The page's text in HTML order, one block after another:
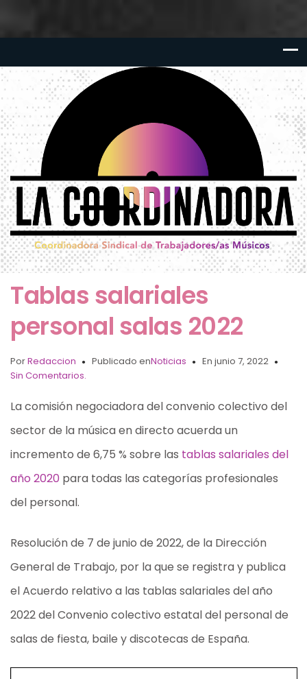
Tablas salariales
personal salas 2022
PorRedaccion Publicado enNoticias
En junio 7, 2022
Sin Comentarios.
La comisión negociadora del convenio colectivo del
sector de la música en directo acuerda un
incremento de 6,75 % sobre las tablas salariales del
año 2020 para todas las categorías profesionales
del personal.
Resolución de 7 de junio de 2022, de la Dirección
General de Trabajo, por la que se registra y publica
el Acuerdo relativo a las tablas salariales del año
2022 del Convenio colectivo estatal del personal de
salas de fiesta, baile y discotecas de España.